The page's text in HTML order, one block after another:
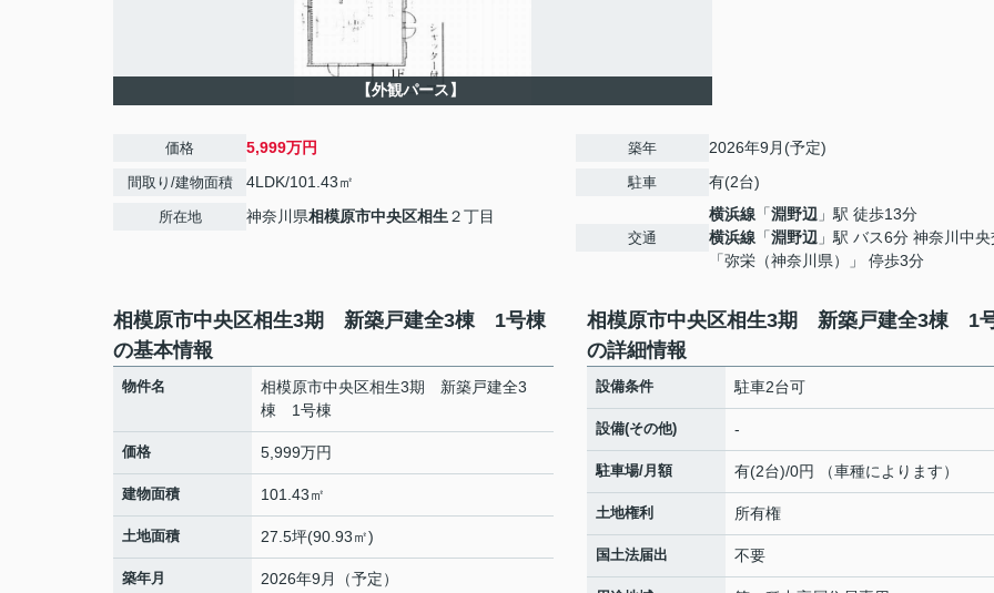
【外観パース】
価格 5,999万円
間取り/建物面積 4LDK/101.43㎡
所在地 神奈川県相模原市中央区相生 ２丁目
築年 2026年9月(予定)
駐車 有(2台)
交通
横浜線 「淵野辺 」駅 徒歩13分
横浜線 「淵野辺 」駅 バス6分 神奈川中央
「弥栄（神奈川県）」 停歩3分
相模原市中央区相生3期 新築戸建全3棟 1号棟
の基本情報
物件名
相模原市中央区相生3期 新築戸建全3
棟 1号棟
価格 5,999万円
建物面積 101.43㎡
土地面積 27.5坪(90.93㎡)
築年月 2026年9月（予定）
相模原市中央区相生3期 新築戸建全3棟 1
の詳細情報
設備条件 駐車2台可
設備(その他) -
駐車場/月額 有(2台)/0円 （車種によります）
土地権利 所有権
国土法届出 不要